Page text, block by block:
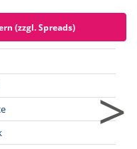
(zzgl. Spreads)
>